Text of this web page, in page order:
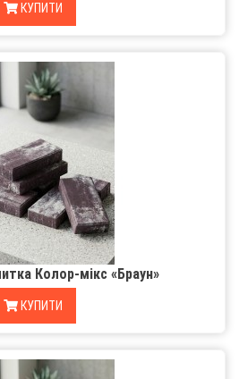
КУПИТИ
Колор-мікс «Браун»
КУПИТИ